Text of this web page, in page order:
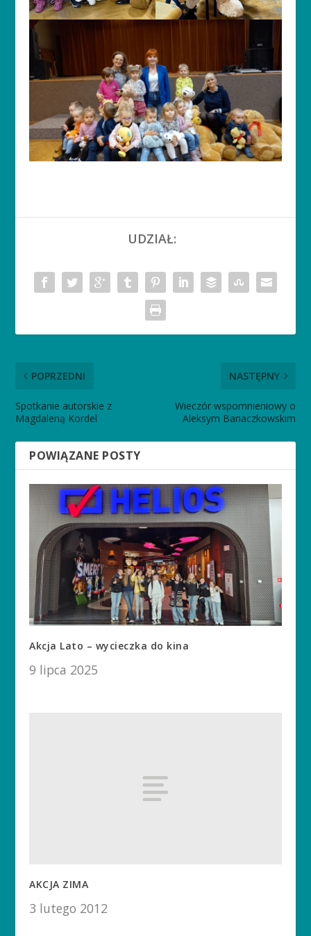
UDZIAŁ:
POPRZEDNI
Spotkanie autorskie z
Magdaleną Kordel
NASTĘPNY
Wieczór wspomnieniowy o
Aleksym Banaczkowskim
POWIĄZANE POSTY
Akcja Lato – wycieczka do kina
9 lipca 2025
AKCJA ZIMA
3 lutego 2012